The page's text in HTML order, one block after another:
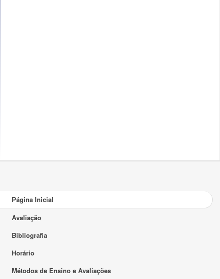
Página Inicial
Avaliação
Bibliografia
Horário
Métodos de Ensino e Avaliações